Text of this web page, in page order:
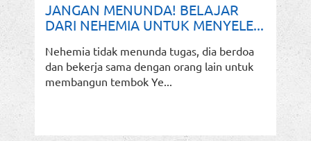
JANGAN MENUNDA! BELAJAR
DARI NEHEMIA UNTUK MENYELE...
Nehemia tidak menunda tugas, dia berdoa
dan bekerja sama dengan orang lain untuk
membangun tembok Ye...